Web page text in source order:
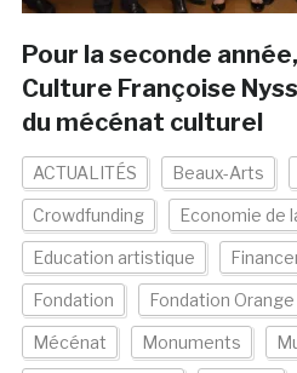
Pour la seconde
Culture Françoise
du mécénat culturel
ACTUALITÉS Beaux-Arts
Crowdfunding Economie de
Education artistique
Fondation Fondation Orange
Mécénat Monuments